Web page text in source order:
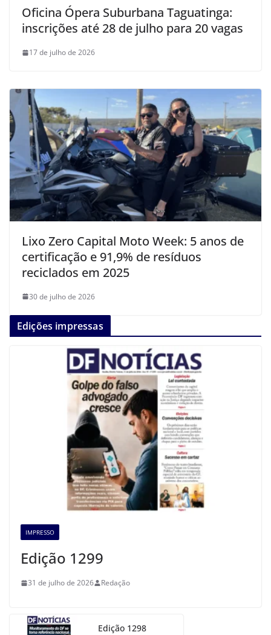
Oficina Ópera Suburbana Taguatinga:
inscrições até 28 de julho para 20 vagas
17 de julho de 2026
Lixo Zero Capital Moto Week: 5 anos de
certificação e 91,9% de resíduos
reciclados em 2025
30 de julho de 2026
Edições impressas
IMPRESSO
Edição 1299
31 de julho de 2026 Redação
Edição 1298